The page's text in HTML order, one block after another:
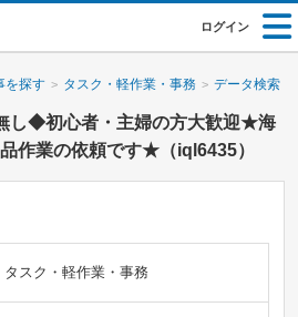
ログイン
を探す タスク・軽作業・事務 データ検索・
し◆初心者・主婦の方大歓迎★海
作業の依頼です★（iql6435）
タスク・軽作業・事務